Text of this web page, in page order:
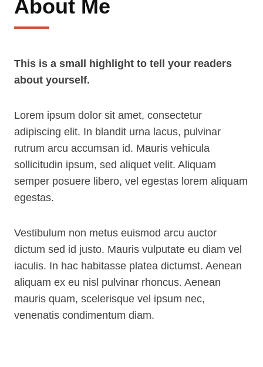
About Me
This is a small highlight to tell your readers
about yourself.
Lorem ipsum dolor sit amet, consectetur
adipiscing elit. In blandit urna lacus, pulvinar
rutrum arcu accumsan id. Mauris vehicula
sollicitudin ipsum, sed aliquet velit. Aliquam
semper posuere libero, vel egestas lorem aliquam
egestas.
Vestibulum non metus euismod arcu auctor
dictum sed id justo. Mauris vulputate eu diam vel
iaculis. In hac habitasse platea dictumst. Aenean
aliquam ex eu nisl pulvinar rhoncus. Aenean
mauris quam, scelerisque vel ipsum nec,
venenatis condimentum diam.